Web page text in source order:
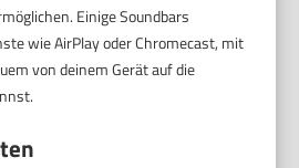
Einige Soundbars
wie AirPlay oder Chromecast, mit
von deinem Gerät auf die